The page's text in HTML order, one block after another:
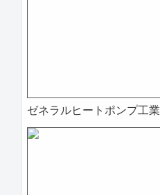
ゼネラルヒートポンプ工業